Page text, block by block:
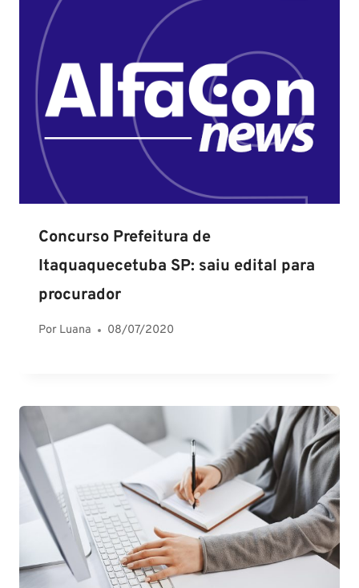
Concurso Prefeitura de
Itaquaquecetuba SP: saiu edital para
procurador
Por Luana 08/07/2020